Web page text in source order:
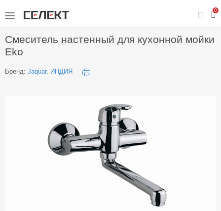
0
Смеситель настенный для кухонной мойки
Eko
Бренд: Jaquar, ИНДИЯ